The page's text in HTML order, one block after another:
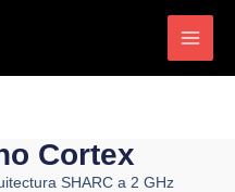
Main
Cortex
SHARC a 2 GHz